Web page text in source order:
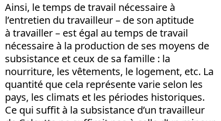
Ainsi, le temps de travail nécessaire à
l’entretien du travailleur – de son aptitude
à travailler – est égal au temps de travail
nécessaire à la production de ses moyens de
subsistance et ceux de sa famille : la
nourriture, les vêtements, le logement, etc. La
quantité que cela représente varie selon les
pays, les climats et les périodes historiques.
Ce qui suffit à la subsistance d’un travailleur